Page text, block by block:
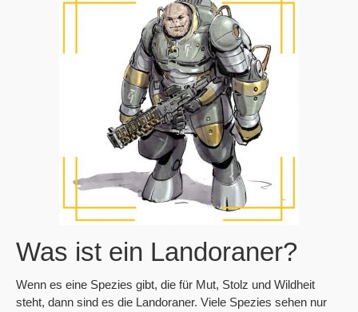
Was ist ein Landoraner?
Wenn es eine Spezies gibt, die für Mut, Stolz und Wildheit
steht, dann sind es die Landoraner. Viele Spezies sehen nur